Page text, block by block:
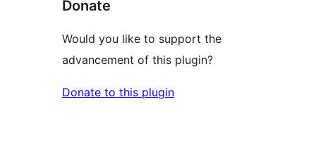
Donate
Would you like to support the
advancement of this plugin?
Donate to this plugin